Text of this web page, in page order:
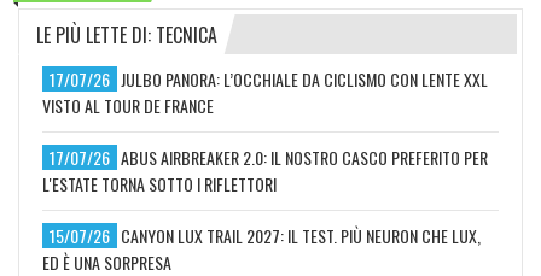
LE PIÙ LETTE DI: TECNICA
17/07/26 JULBO PANORA: L’OCCHIALE DA CICLISMO CON LENTE XXL
VISTO AL TOUR DE FRANCE
17/07/26 ABUS AIRBREAKER 2.0: IL NOSTRO CASCO PREFERITO PER
L'ESTATE TORNA SOTTO I RIFLETTORI
15/07/26 CANYON LUX TRAIL 2027: IL TEST. PIÙ NEURON CHE LUX,
ED È UNA SORPRESA